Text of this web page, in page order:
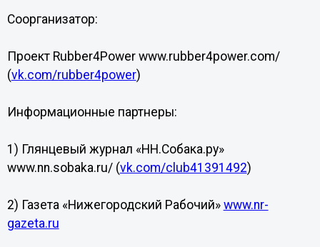
Соорганизатор:
Проект Rubber4Power www.rubber4power.com/
(vk.com/rubber4power)
Информационные партнеры:
1) Глянцевый журнал «НН.Собака.ру»
www.nn.sobaka.ru/ (vk.com/club41391492)
2) Газета «Нижегородский Рабочий» www.nr-
gazeta.ru